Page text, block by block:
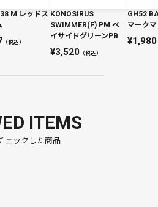
M レッドス
（税込）
KONOSIRUS
SWIMMER(F) PM ベ
イサイドグリーンPB
3,520（税込）
GH52
マーク
1,980
ITEMS
ェックした商品